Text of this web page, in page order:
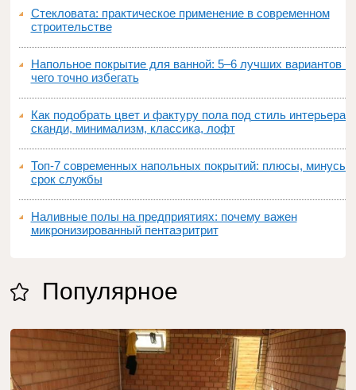
Стекловата: практическое применение в современном
строительстве
Напольное покрытие для ванной: 5–6 лучших вариантов и
чего точно избегать
Как подобрать цвет и фактуру пола под стиль интерьера:
сканди, минимализм, классика, лофт
Топ‑7 современных напольных покрытий: плюсы, минусы,
срок службы
Наливные полы на предприятиях: почему важен
микронизированный пентаэритрит
Популярное